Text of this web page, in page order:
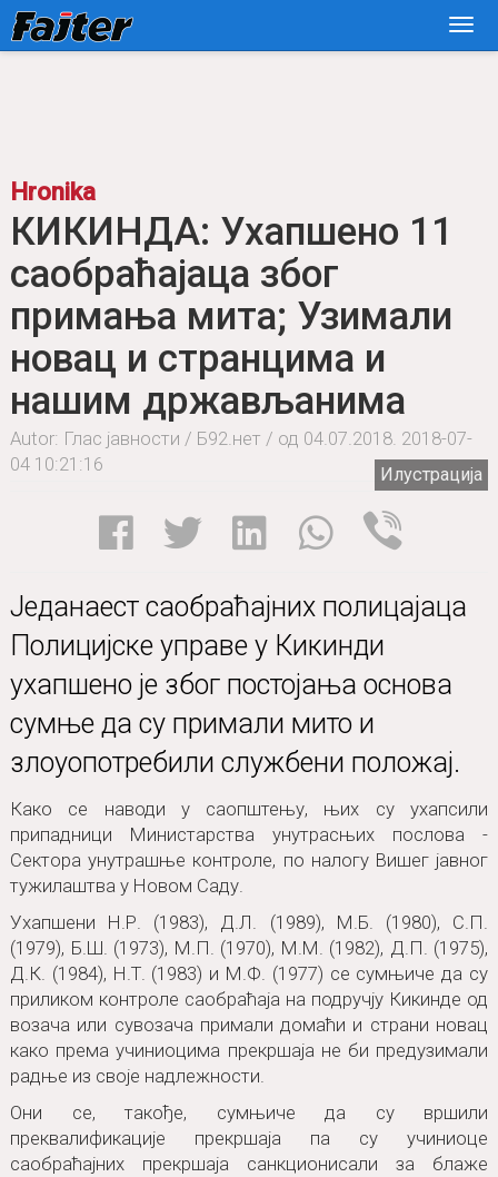
Hronika
КИКИНДА: Ухапшено 11
саобраћајаца због
примања мита; Узимали
новац и странцима и
нашим држављанима
Autor: Глас јавности / Б92.нет / од 04.07.2018. 2018-07-
04 10:21:16
Илустрација
Једанаест саобраћајних полицајаца
Полицијске управе у Кикинди
ухапшено је због постојања основа
сумње да су примали мито и
злоуопотребили службени положај.
Како се наводи у саопштењу, њих су ухапсили
припадници Министарства унутрасњих послова -
Сектора унутрашње контроле, по налогу Вишег јавног
тужилаштва у Новом Саду.
Ухапшени Н.Р. (1983), Д.Л. (1989), М.Б. (1980), С.П.
(1979), Б.Ш. (1973), М.П. (1970), М.М. (1982), Д.П. (1975),
Д.К. (1984), Н.Т. (1983) и М.Ф. (1977) се сумњиче да су
приликом контроле саобраћаја на подручју Кикинде од
возача или сувозача примали домаћи и страни новац
како према учиниоцима прекршаја не би предузимали
радње из своје надлежности.
Они се, такође, сумњиче да су вршили
преквалификације прекршаја па су учиниоце
саобраћајних прекршаја санкционисали за блаже